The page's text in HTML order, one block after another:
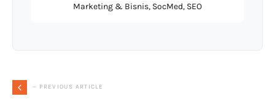
Marketing & Bisnis, SocMed, SEO
— PREVIOUS ARTICLE